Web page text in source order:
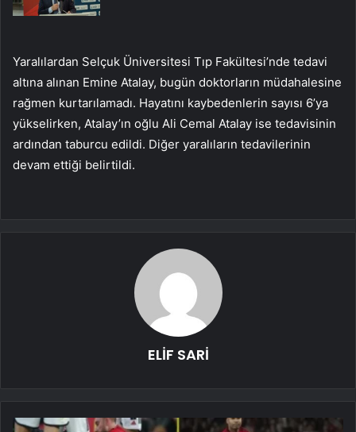
Yaralılardan Selçuk Üniversitesi Tıp Fakültesi’nde tedavi
altına alınan Emine Atalay, bugün doktorların müdahalesine
rağmen kurtarılamadı. Hayatını kaybedenlerin sayısı 6’ya
yükselirken, Atalay’ın oğlu Ali Cemal Atalay ise tedavisinin
ardından taburcu edildi. Diğer yaralıların tedavilerinin
devam ettiği belirtildi.
ELİF SARİ